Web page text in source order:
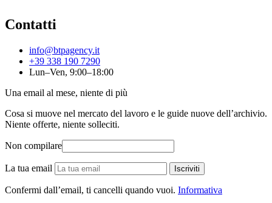
Contatti
info@btpagency.it
+39 338 190 7290
Lun–Ven, 9:00–18:00
Una email al mese, niente di più
Cosa si muove nel mercato del lavoro e le guide nuove dell’archivio.
Niente offerte, niente solleciti.
Non compilare
La tua email Iscriviti
Confermi dall’email, ti cancelli quando vuoi. Informativa